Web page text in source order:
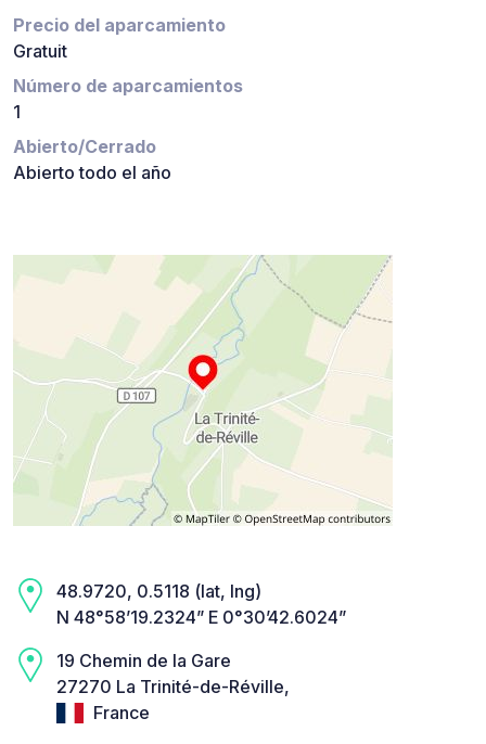
Precio del aparcamiento
Gratuit
Número de aparcamientos
1
Abierto/Cerrado
Abierto todo el año
48.9720, 0.5118 (lat, lng)
N 48°58’19.2324” E 0°30’42.6024”
19 Chemin de la Gare
27270 La Trinité-de-Réville,
France